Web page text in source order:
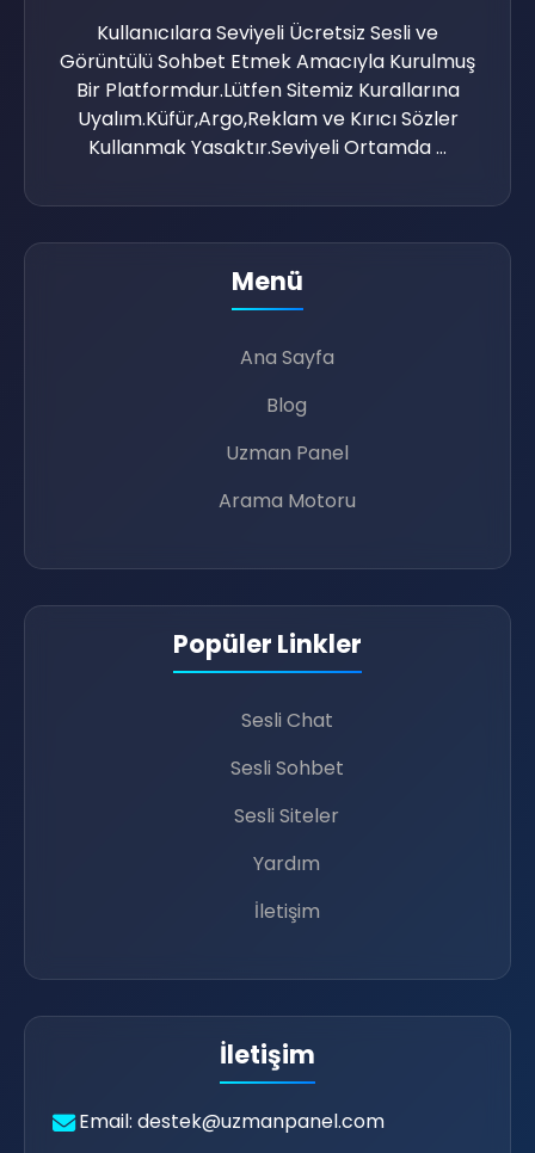
💖
👥
Kullanıcılara Seviyeli Ücretsiz Sesli ve
Görüntülü Sohbet Etmek Amacıyla Kurulmuş
Bir Platformdur.Lütfen Sitemiz Kurallarına
Uyalım.Küfür,Argo,Reklam ve Kırıcı Sözler
Kullanmak Yasaktır.Seviyeli Ortamda ...
Menü
Ana Sayfa
Blog
Uzman Panel
Arama Motoru
Popüler Linkler
Sesli Chat
Sesli Sohbet
Sesli Siteler
Yardım
İletişim
İletişim
Email: destek@uzmanpanel.com